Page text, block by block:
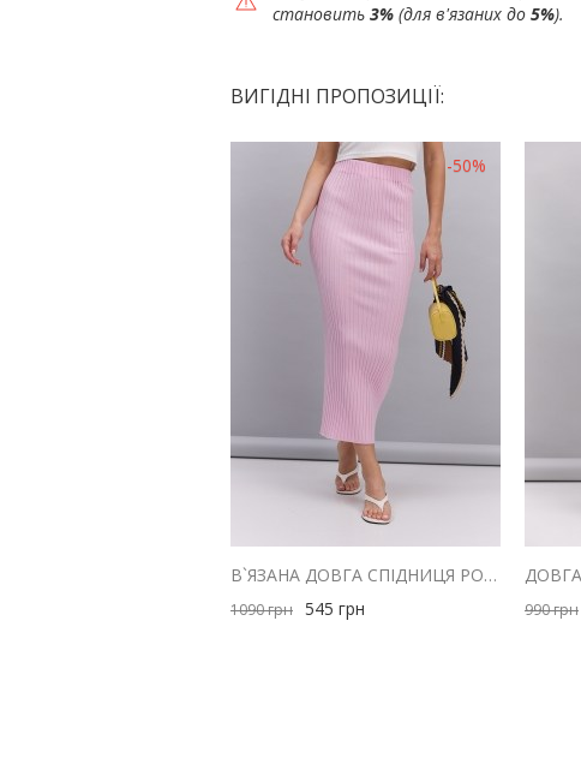
становить 3% (для в'язаних до 5%).
ВИГІДНІ ПРОПОЗИЦІЇ:
-50%
В`ЯЗАНА ДОВГА СПІДНИЦЯ РОЖЕВА В ШИРОКИЙ РУБЧИК
1090грн 545 грн 990грн